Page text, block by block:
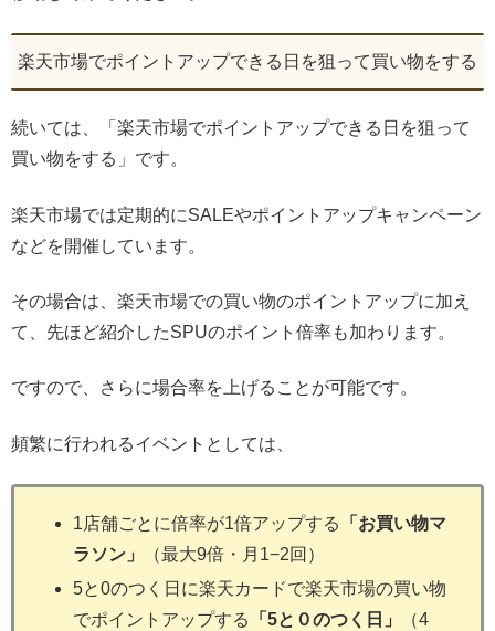
楽天市場でポイントアップできる日を狙って買い物をする
続いては、「楽天市場でポイントアップできる日を狙って
買い物をする」です。
楽天市場では定期的にSALEやポイントアップキャンペーン
などを開催しています。
その場合は、楽天市場での買い物のポイントアップに加え
て、先ほど紹介したSPUのポイント倍率も加わります。
ですので、さらに場合率を上げることが可能です。
頻繁に行われるイベントとしては、
1店舗ごとに倍率が1倍アップする
「お買い物マ
ラソン」
（最大9倍・月1−2回）
5と0のつく日に楽天カードで楽天市場の買い物
でポイントアップする
「5と０のつく日」
（4